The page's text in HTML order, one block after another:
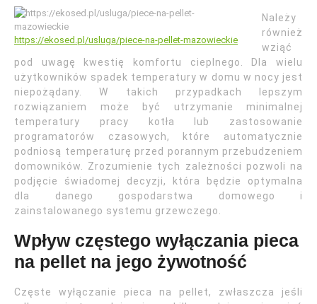
https://ekosed.pl/usluga/piece-na-pellet-mazowieckie
Należy
również
wziąć
pod uwagę kwestię komfortu cieplnego. Dla wielu
użytkowników spadek temperatury w domu w nocy jest
niepożądany. W takich przypadkach lepszym
rozwiązaniem może być utrzymanie minimalnej
temperatury pracy kotła lub zastosowanie
programatorów czasowych, które automatycznie
podniosą temperaturę przed porannym przebudzeniem
domowników. Zrozumienie tych zależności pozwoli na
podjęcie świadomej decyzji, która będzie optymalna
dla danego gospodarstwa domowego i
zainstalowanego systemu grzewczego.
Wpływ częstego wyłączania pieca
na pellet na jego żywotność
Częste wyłączanie pieca na pellet, zwłaszcza jeśli